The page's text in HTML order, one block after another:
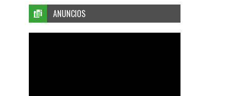
ANUNCIOS